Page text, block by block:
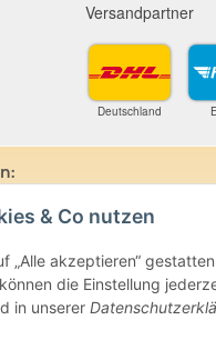
& Co nutzen
„Alle akzeptieren“
die Einstellung
in unserer
Versandpartner
Deutschland
werden im
Vertragspartner
Angaben beruhen
Heilpraktiker und sind
dar.